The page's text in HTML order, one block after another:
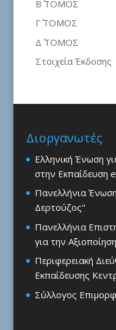
Β΄ ΤΟΜΟΣ
Γ΄ ΤΟΜΟΣ
Δ΄ ΤΟΜΟΣ
Στοιχεία Έκδοσης
Διοργανωτές
Ελληνική Ένωση
στην Εκπαίδευση
Πανελλήνια
Δερτούζος"
Πανελλήνια
για την
Περιφερειακή
Εκπαίδευσης
Σύλλογος